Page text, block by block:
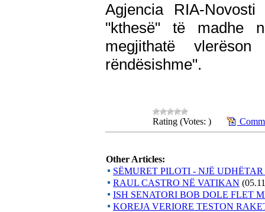
Agjencia RIA-
"kthesë" të madhe
megjithatë
rëndësishme".
Rating (Votes: )
Other Articles:
SËMURET PILOTI - NJË
RAUL CASTRO NË VATIKAN
ISH SENATORI BOB DOLE FLET
KOREJA VERIORE TESTON